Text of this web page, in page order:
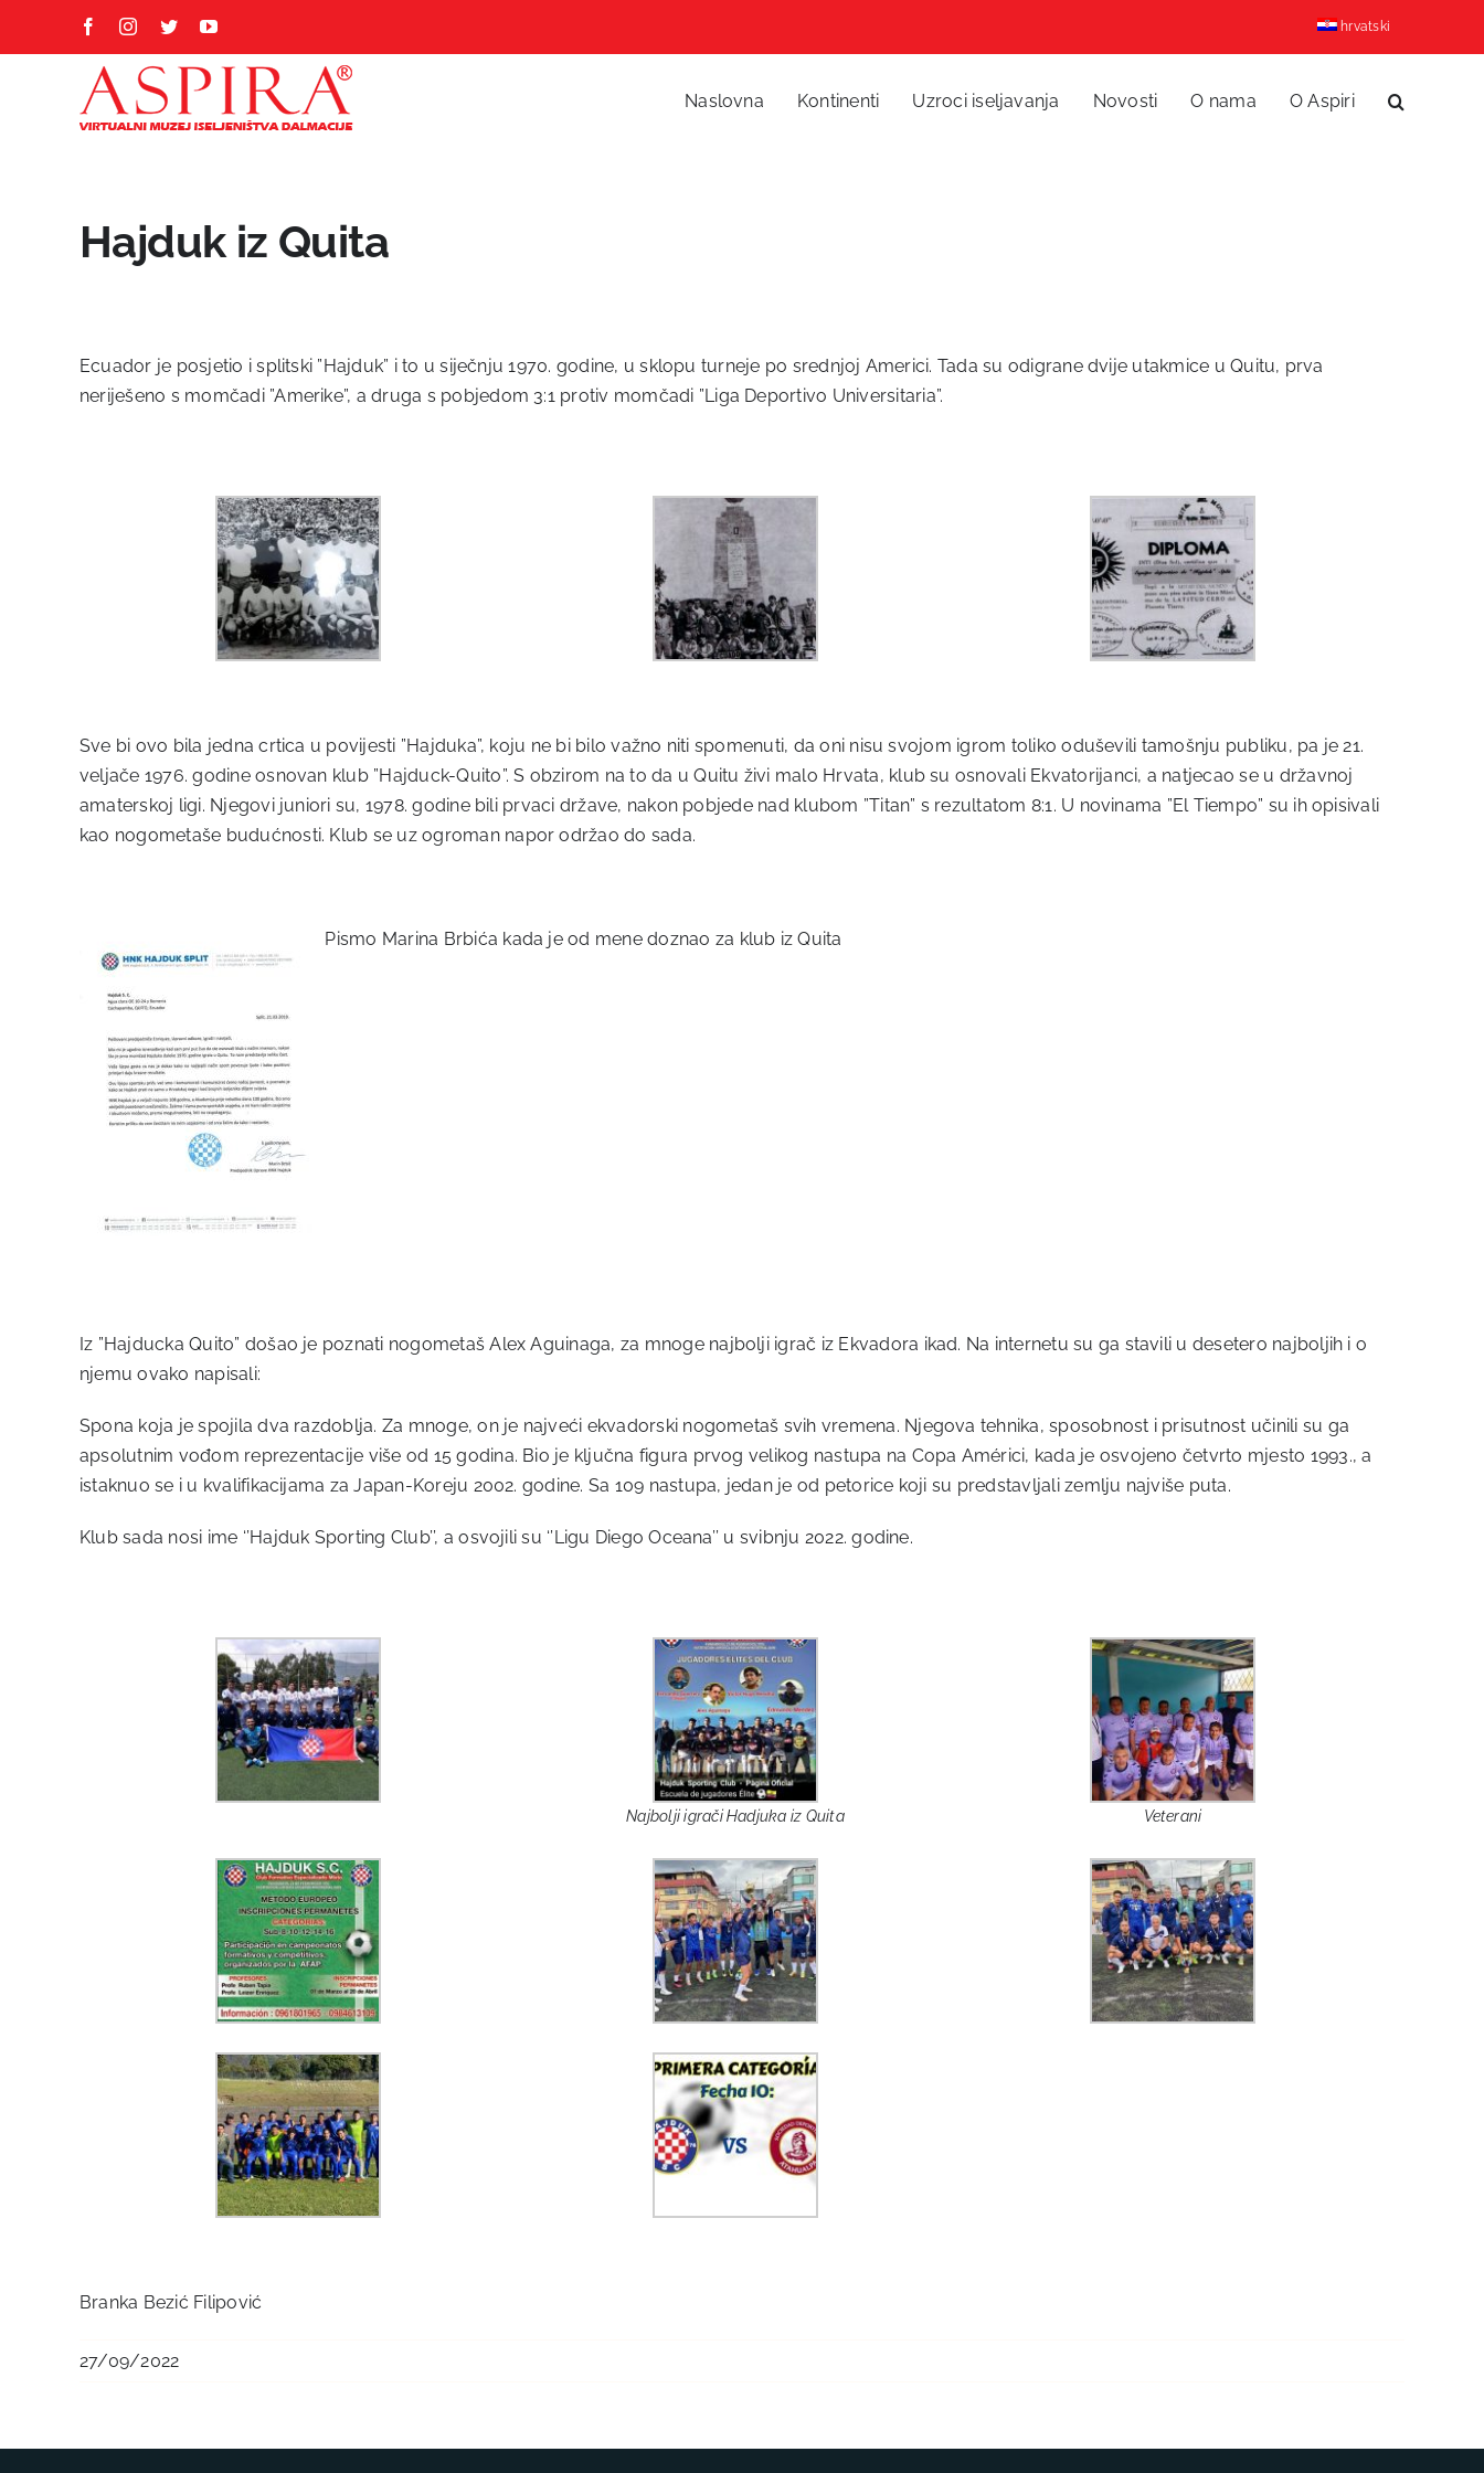
FacebookInstagram
TwitterYouTube hrvatski
Naslovna Kontinenti Uzroci iseljavanja Novosti O nama O Aspiri
Hajduk iz Quita
Ecuador je posjetio i splitski ”Hajduk” i to u siječnju 1970. godine, u sklopu turneje po srednjoj Americi. Tada su odigrane dvije utakmice u Quitu, prva
neriješeno s momčadi ”Amerike”, a druga s pobjedom 3:1 protiv momčadi ”Liga Deportivo Universitaria”.
Sve bi ovo bila jedna crtica u povijesti ”Hajduka”, koju ne bi bilo važno niti spomenuti, da oni nisu svojom igrom toliko oduševili tamošnju publiku, pa je 21.
veljače 1976. godine osnovan klub ”Hajduck-Quito”. S obzirom na to da u Quitu živi malo Hrvata, klub su osnovali Ekvatorijanci, a natjecao se u državnoj
amaterskoj ligi. Njegovi juniori su, 1978. godine bili prvaci države, nakon pobjede nad klubom ”Titan” s rezultatom 8:1. U novinama ”El Tiempo” su ih opisivali
kao nogometaše budućnosti. Klub se uz ogroman napor održao do sada.
Pismo Marina Brbića kada je od mene doznao za klub iz Quita
Iz ”Hajducka Quito” došao je poznati nogometaš Alex Aguinaga, za mnoge najbolji igrač iz Ekvadora ikad. Na internetu su ga stavili u desetero najboljih i o
njemu ovako napisali:
Spona koja je spojila dva razdoblja. Za mnoge, on je najveći ekvadorski nogometaš svih vremena. Njegova tehnika, sposobnost i prisutnost učinili su ga
apsolutnim vođom reprezentacije više od 15 godina. Bio je ključna figura prvog velikog nastupa na Copa Américi, kada je osvojeno četvrto mjesto 1993., a
istaknuo se i u kvalifikacijama za Japan-Koreju 2002. godine. Sa 109 nastupa, jedan je od petorice koji su predstavljali zemlju najviše puta.
Klub sada nosi ime ‘’Hajduk Sporting Club’’, a osvojili su ‘’Ligu Diego Oceana’’ u svibnju 2022. godine.
Najbolji igrači Hadjuka iz Quita Veterani
Branka Bezić Filipović
27/09/2022